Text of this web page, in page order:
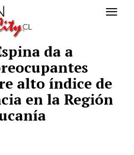
da a
alto índice de
en la Región